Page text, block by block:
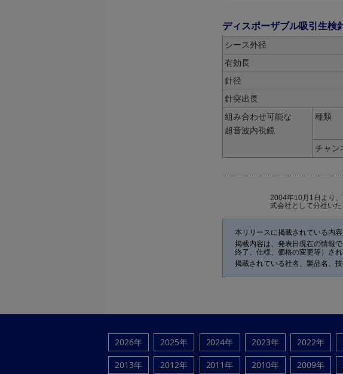
ディスポーザブル吸引生検
シース外径
有効長
針径
針突出長
組み合わせ可能な
超音波内視鏡
種類
チャン
2004年10月1日より
式会社として分社いた
本リリースに掲載されている内
掲載内容は、発表日現在の情報
終了、仕様、価格の変更等）され
掲載されている社名、製品名、
2026年 2025年 2024年 2023年 2022年
2013年
2012年 2011年 2010年 2009年